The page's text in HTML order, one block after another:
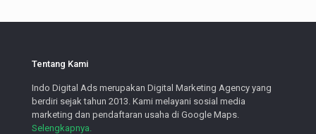
Tentang Kami
Indo Digital Ads merupakan Digital Marketing Agency yang
berdiri sejak tahun 2013. Kami melayani sosial media
marketing dan pendaftaran usaha di Google Maps.
Selengkapnya.